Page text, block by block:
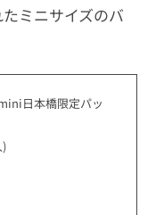
ミニサイズのバ
日本橋限定パッ